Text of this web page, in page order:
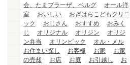
会、たまプラーザ、ベルグ
オール洋
室
おいしい
おぎはらこどもクリニ
ック
おじさん おすすめ
おみく
じ
オリジナル オリジン
オリジ
ン弁当
オリンピック
オル・メル
お住まい探し
お客様 お家
お家
の売却
お店 お庭 お引越し
お